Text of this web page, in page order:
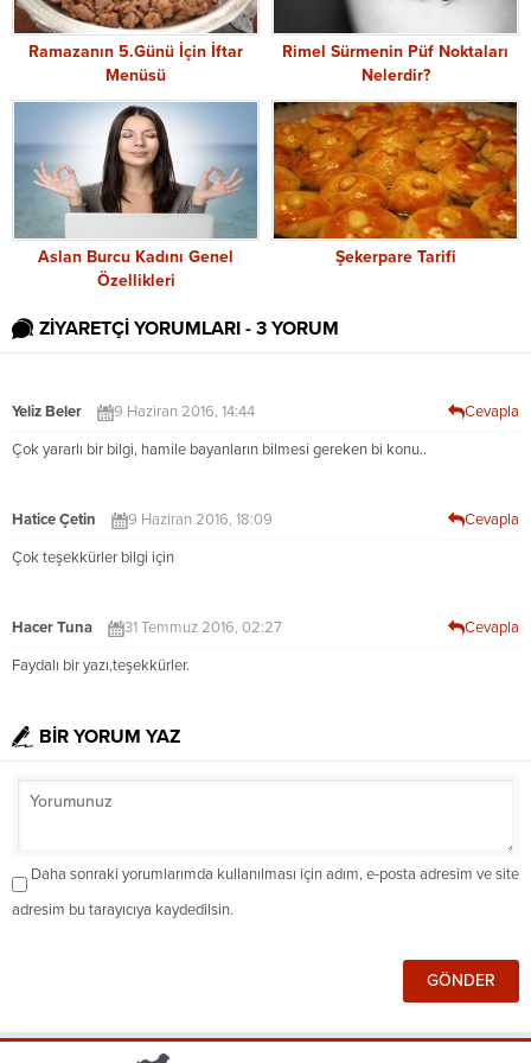
Ramazanın 5.Günü İçin İftar
Menüsü
Rimel Sürmenin Püf Noktaları
Nelerdir?
Aslan Burcu Kadını Genel
Özellikleri
Şekerpare Tarifi
ZİYARETÇİ YORUMLARI - 3 YORUM
Yeliz Beler
9 Haziran 2016, 14:44
Çok yararlı bir bilgi, hamile bayanların bilmesi gereken bi konu..
Cevapla
Hatice Çetin
9 Haziran 2016, 18:09
Çok teşekkürler bilgi için
Cevapla
Hacer Tuna
31 Temmuz 2016, 02:27
Faydalı bir yazı,teşekkürler.
Cevapla
BİR YORUM YAZ
Daha sonraki yorumlarımda kullanılması için adım, e-posta adresim ve site
adresim bu tarayıcıya kaydedilsin.